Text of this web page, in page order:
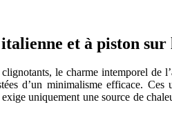
et à piston sur
le charme intemporel
d’un minimalisme efficace.
uniquement une source de